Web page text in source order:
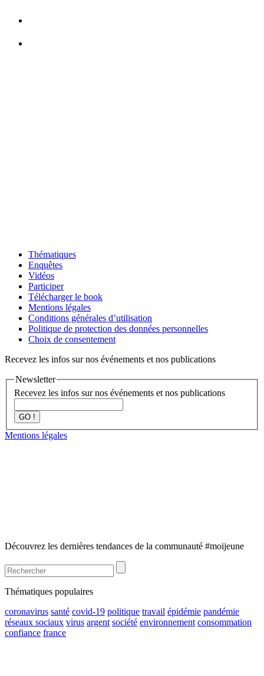
Thématiques
Enquêtes
Vidéos
Participer
Télécharger le book
Mentions légales
Conditions générales d’utilisation
Politique de protection des données personnelles
Choix de consentement
Recevez les infos sur nos événements et nos publications
Newsletter
Recevez les infos sur nos événements et nos publications
GO !
Mentions légales
Découvrez les dernières tendances de la communauté #moijeune
Thématiques populaires
coronavirus santé covid-19 politique travail épidémie pandémie
réseaux sociaux virus argent société environnement consommation
confiance france